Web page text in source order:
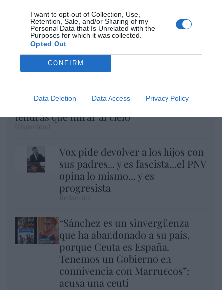
I want to opt-out of Collection, Use,
Retention, Sale, and/or Sharing of my
Personal Data that Is Unrelated with the
Purposes for which it was collected.
Opted Out
CONFIRM
Data Deletion Data Access Privacy Policy
Eclipse Sánchez: "No te olvides de las gafas
protectoras. Así, el 12 de agosto sólo
tendrás que mirar al cielo"
Vox pide devolver a los hijos con
sus padres... y es fascista...el PNV
opina lo mismo... y es
progresista
“Sánchez es un sinvergüenza
que ha abandonado a su país,
porque Ceuta es España.
Tenemos un Gobierno en
connivencia con Marruecos”:
acusa una ceutí